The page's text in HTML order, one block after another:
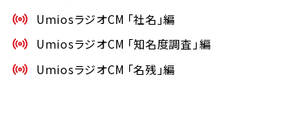
UmiosラジオCM 「社名」編
UmiosラジオCM 「知名度調査」編
UmiosラジオCM 「名残」編